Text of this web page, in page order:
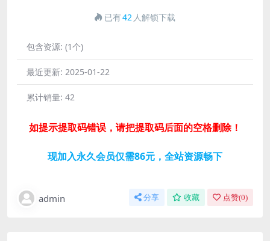
已有42 人解锁下载
包含资源: (1个)
最近更新: 2025-01-22
累计销量: 42
如提示提取码错误，请把提取码后面的空格删除！
现加入永久会员仅需86元，全站资源畅下
admin 分享 收藏 点赞(0)